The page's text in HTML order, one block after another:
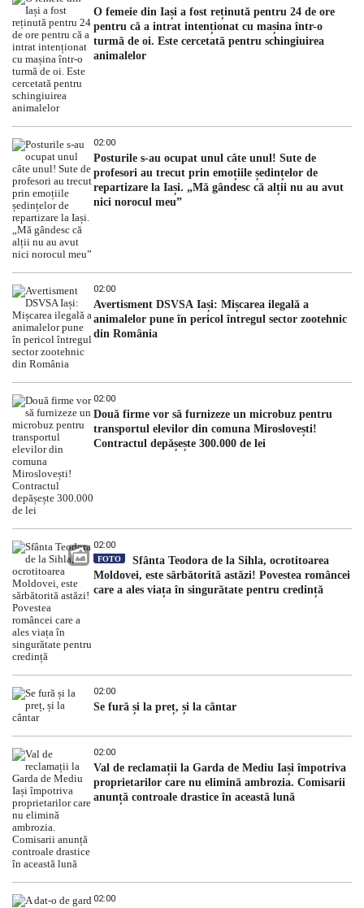
O femeie din Iași a fost reținută pentru 24 de ore
pentru că a intrat intenționat cu mașina într-o
turmă de oi. Este cercetată pentru schingiuirea
animalelor
02:00
Posturile s-au ocupat unul câte unul! Sute de
profesori au trecut prin emoțiile ședințelor de
repartizare la Iași. „Mă gândesc că alții nu au avut
nici norocul meu”
02:00
Avertisment DSVSA Iași: Mișcarea ilegală a
animalelor pune în pericol întregul sector zootehnic
din România
02:00
Două firme vor să furnizeze un microbuz pentru
transportul elevilor din comuna Miroslovești!
Contractul depășește 300.000 de lei
02:00
FOTO
Sfânta Teodora de la Sihla, ocrotitoarea
Moldovei, este sărbătorită astăzi! Povestea româncei
care a ales viața în singurătate pentru credință
02:00
Se fură și la preț, și la cântar
02:00
Val de reclamații la Garda de Mediu Iași împotriva
proprietarilor care nu elimină ambrozia. Comisarii
anunță controale drastice în această lună
02:00